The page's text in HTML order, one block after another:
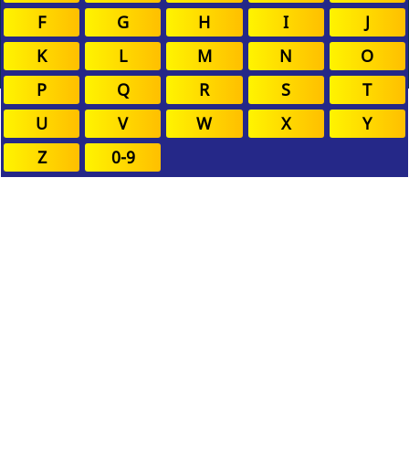
F
G H I
J
K
L M N
O
P
Q R S
T
U
V W X
Y
Z
0-9